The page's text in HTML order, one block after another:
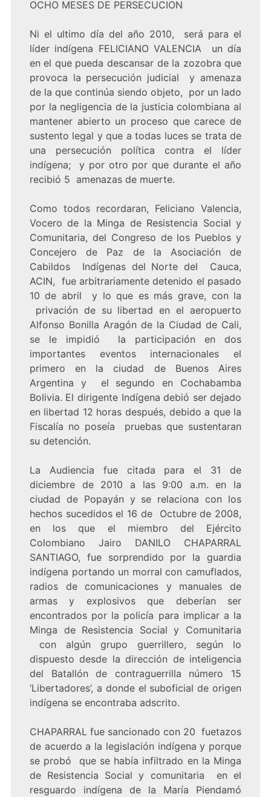
OCHO MESES DE PERSECUCION
Ni el ultimo día del año 2010, será para el
líder indígena FELICIANO VALENCIA un día
en el que pueda descansar de la zozobra que
provoca la persecución judicial y amenaza
de la que continúa siendo objeto, por un lado
por la negligencia de la justicia colombiana al
mantener abierto un proceso que carece de
sustento legal y que a todas luces se trata de
una persecución política contra el líder
indígena; y por otro por que durante el año
recibió 5 amenazas de muerte.
Como todos recordaran, Feliciano Valencia,
Vocero de la Minga de Resistencia Social y
Comunitaria, del Congreso de los Pueblos y
Concejero de Paz de la Asociación de
Cabildos Indígenas del Norte del Cauca,
ACIN, fue arbitrariamente detenido el pasado
10 de abril y lo que es más grave, con la
privación de su libertad en el aeropuerto
Alfonso Bonilla Aragón de la Ciudad de Cali,
se le impidió la participación en dos
importantes eventos internacionales el
primero en la ciudad de Buenos Aires
Argentina y el segundo en Cochabamba
Bolivia. El dirigente Indígena debió ser dejado
en libertad 12 horas después, debido a que la
Fiscalía no poseía pruebas que sustentaran
su detención.
La Audiencia fue citada para el 31 de
diciembre de 2010 a las 9:00 a.m. en la
ciudad de Popayán y se relaciona con los
hechos sucedidos el 16 de Octubre de 2008,
en los que el miembro del Ejército
Colombiano Jairo DANILO CHAPARRAL
SANTIAGO, fue sorprendido por la guardia
indígena portando un morral con camuflados,
radios de comunicaciones y manuales de
armas y explosivos que deberían ser
encontrados por la policía para implicar a la
Minga de Resistencia Social y Comunitaria
con algún grupo guerrillero, según lo
dispuesto desde la dirección de inteligencia
del Batallón de contraguerrilla número 15
‘Libertadores’, a donde el suboficial de origen
indígena se encontraba adscrito.
CHAPARRAL fue sancionado con 20 fuetazos
de acuerdo a la legislación indígena y porque
se probó que se había infiltrado en la Minga
de Resistencia Social y comunitaria en el
resguardo indígena de la María Piendamó